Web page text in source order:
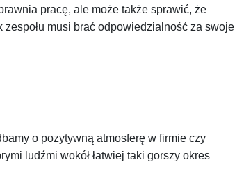
pracę, ale może także sprawić, że
zespołu musi brać odpowiedzialność za swoje
o pozytywną atmosferę w firmie czy
ludźmi wokół łatwiej taki gorszy okres